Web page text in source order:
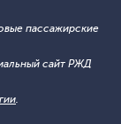
пассажирские
сайт РЖД
.